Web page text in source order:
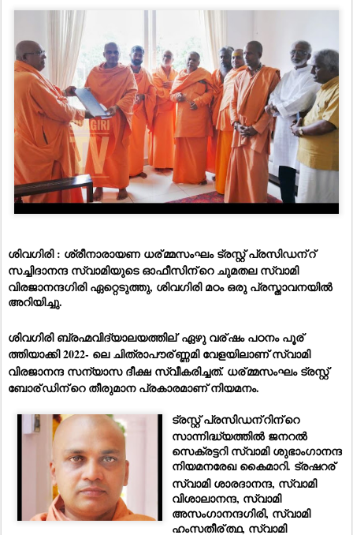
ശിവഗിരി : ശ്രീനാരായണ ധര്മ്മസംഘം ട്രസ്റ്റ് പ്രസിഡന്റ്
സച്ചിദാനന്ദ സ്വാമിയുടെ ഓഫീസിന്റെ ചുമതല സ്വാമി
വിരജാനന്ദഗിരി ഏറ്റെടുത്തു, ശിവഗിരി മഠം ഒരു പ്രസ്താവനയിൽ
അറിയിച്ചു.
ശിവഗിരി ബ്രഹ്മവിദ്യാലയത്തില്ഏഴു വര്ഷം പഠനം പൂര്
ത്തിയാക്കി 2022- ലെ ചിത്രാപൗര്ണ്ണമി വേളയിലാണ് സ്വാമി
വിരജാനന്ദ സന്യാസ ദീക്ഷ സ്വീകരിച്ചത്. ധര്മ്മസംഘം ട്രസ്റ്റ്
ബോര്ഡിന്റെ തീരുമാന പ്രകാരമാണ് നിയമനം.
ട്രസ്റ്റ് പ്രസിഡന്റിന്റെ
സാന്നിദ്ധ്യത്തിൽ ജനറൽ
സെക്രട്ടറിസ്വാമി ശുഭാംഗാനന്ദ
നിയമനരേഖ കൈമാറി. ട്രഷറര്
സ്വാമി ശാരദാനന്ദ, സ്വാമി
വിശാലാനന്ദ, സ്വാമി
അസംഗാനന്ദഗിരി, സ്വാമി
ഹംസതീര്ത്ഥ, സ്വാമി